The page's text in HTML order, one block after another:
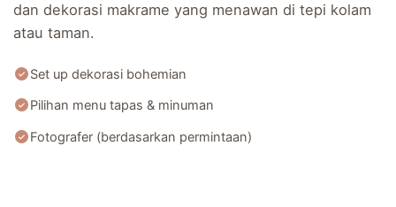
dan dekorasi makrame yang menawan di tepi kolam
atau taman.
Set up dekorasi bohemian
Pilihan menu tapas & minuman
Fotografer (berdasarkan permintaan)